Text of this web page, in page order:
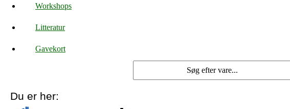
Workshops
Litteratur
Gavekort
Du er her: